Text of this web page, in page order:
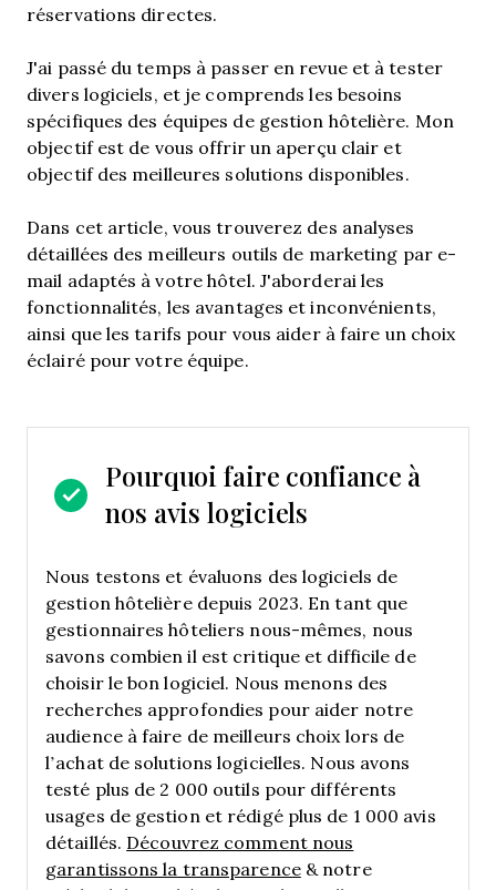
réservations directes.
J'ai passé du temps à passer en revue et à tester
divers logiciels, et je comprends les besoins
spécifiques des équipes de gestion hôtelière. Mon
objectif est de vous offrir un aperçu clair et
objectif des meilleures solutions disponibles.
Dans cet article, vous trouverez des analyses
détaillées des meilleurs outils de marketing par e-
mail adaptés à votre hôtel. J'aborderai les
fonctionnalités, les avantages et inconvénients,
ainsi que les tarifs pour vous aider à faire un choix
éclairé pour votre équipe.
Pourquoi faire confiance à
nos avis logiciels
Nous testons et évaluons des logiciels de
gestion hôtelière depuis 2023. En tant que
gestionnaires hôteliers nous-mêmes, nous
savons combien il est critique et difficile de
choisir le bon logiciel. Nous menons des
recherches approfondies pour aider notre
audience à faire de meilleurs choix lors de
l’achat de solutions logicielles. Nous avons
testé plus de 2 000 outils pour différents
usages de gestion et rédigé plus de 1 000 avis
détaillés. Découvrez comment nous
garantissons la transparence& notre